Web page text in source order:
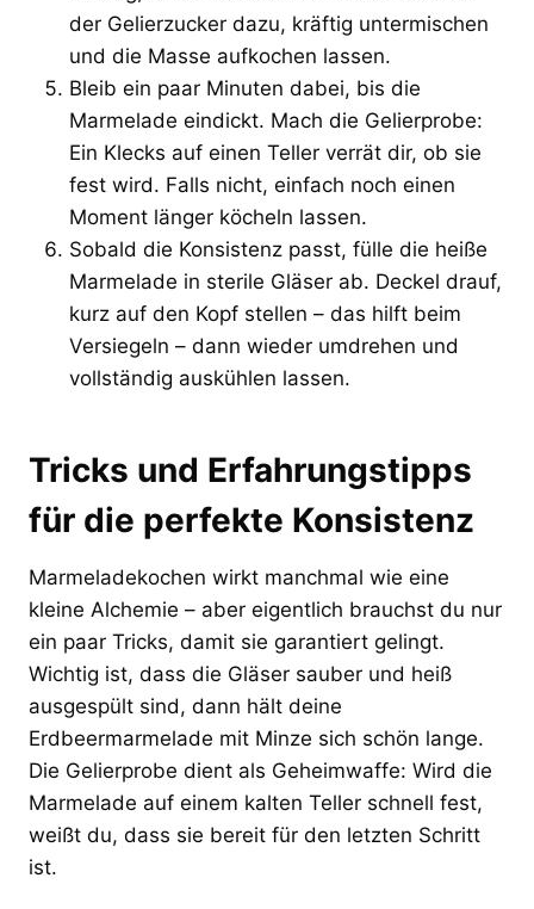
der Gelierzucker dazu, kräftig untermischen
und die Masse aufkochen lassen.
Bleib ein paar Minuten dabei, bis die
Marmelade eindickt. Mach die Gelierprobe:
Ein Klecks auf einen Teller verrät dir, ob sie
fest wird. Falls nicht, einfach noch einen
Moment länger köcheln lassen.
Sobald die Konsistenz passt, fülle die heiße
Marmelade in sterile Gläser ab. Deckel drauf,
kurz auf den Kopf stellen – das hilft beim
Versiegeln – dann wieder umdrehen und
vollständig auskühlen lassen.
Tricks und Erfahrungstipps
für die perfekte Konsistenz
Marmeladekochen wirkt manchmal wie eine
kleine Alchemie – aber eigentlich brauchst du nur
ein paar Tricks, damit sie garantiert gelingt.
Wichtig ist, dass die Gläser sauber und heiß
ausgespült sind, dann hält deine
Erdbeermarmelade mit Minze sich schön lange.
Die Gelierprobe dient als Geheimwaffe: Wird die
Marmelade auf einem kalten Teller schnell fest,
weißt du, dass sie bereit für den letzten Schritt
ist.